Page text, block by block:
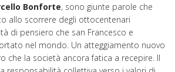
Bonforte, sono giunte parole che
allo scorrere degli ottocentenari
di pensiero che san Francesco e
nel mondo. Un atteggiamento nuovo
che la società ancora fatica a recepire. Il